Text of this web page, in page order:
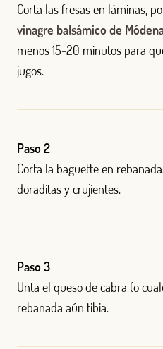
Corta las fresas en láminas,
vinagre balsámico de
menos 15-20 minutos para
jugos.
Paso 2
Corta la baguette en
doraditas y crujientes.
Paso 3
Unta el queso de cabra (o
rebanada aún tibia.
Iniciar sesión con